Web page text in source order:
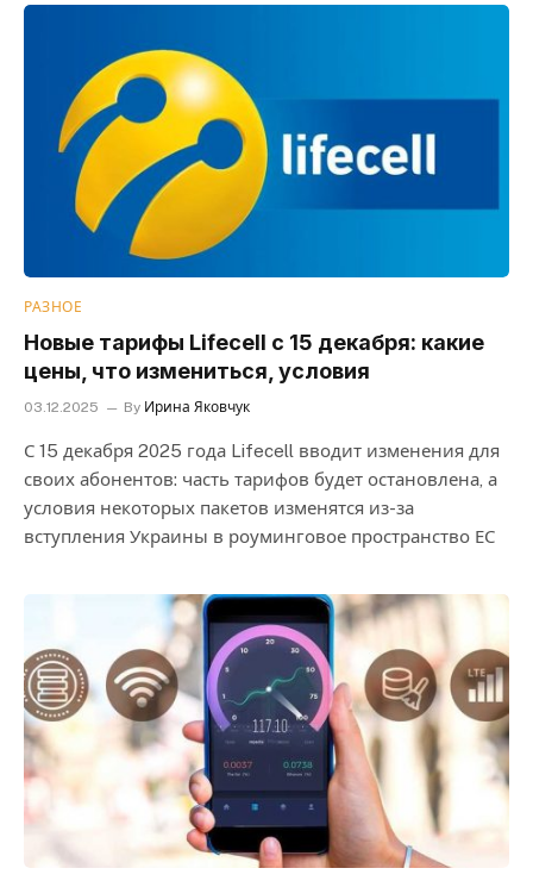
РАЗНОЕ
Новые тарифы Lifecell с 15 декабря: какие
цены, что измениться, условия
03.12.2025 By Ирина Яковчук
С 15 декабря 2025 года Lifecell вводит изменения для
своих абонентов: часть тарифов будет остановлена, а
условия некоторых пакетов изменятся из-за
вступления Украины в роуминговое пространство ЕС